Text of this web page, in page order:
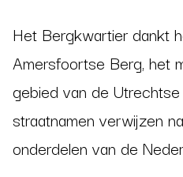
Het Bergkwartier dankt
Amersfoortse Berg, het
gebied van de
straatnamen verwijzen
onderdelen van de